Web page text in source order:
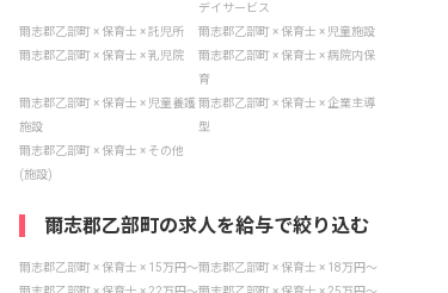
デイサービス
爾志郡乙部町 × 保育士 × 託児所
爾志郡乙部町 × 保育士 × 児童施設
爾志郡乙部町 × 保育士 × 乳児院
爾志郡乙部町 × 保育士 × 病院内保
育
爾志郡乙部町 × 保育士 × 児童養護
施設
爾志郡乙部町 × 保育士 × 企業主導
型
爾志郡乙部町 × 保育士 × その他
(施設)
爾志郡乙部町の求人を給与で絞り込む
爾志郡乙部町 × 保育士 × 15万円〜爾志郡乙部町 × 保育士 × 18万円〜